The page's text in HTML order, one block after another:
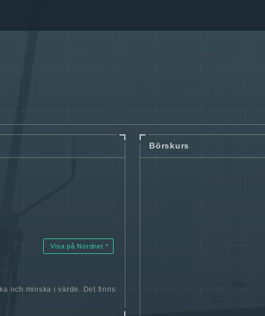
Visa på Nordnet
och minska i värde. Det finns
Börskurs